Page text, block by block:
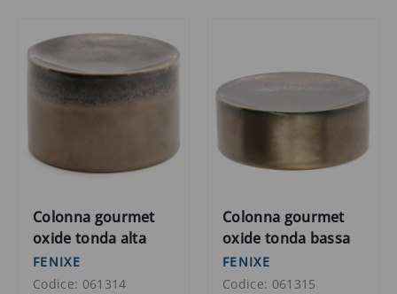
Colonna gourmet
oxide tonda alta
FENIXE
Codice: 061314
Colonna gourmet
oxide tonda bassa
FENIXE
Codice: 061315